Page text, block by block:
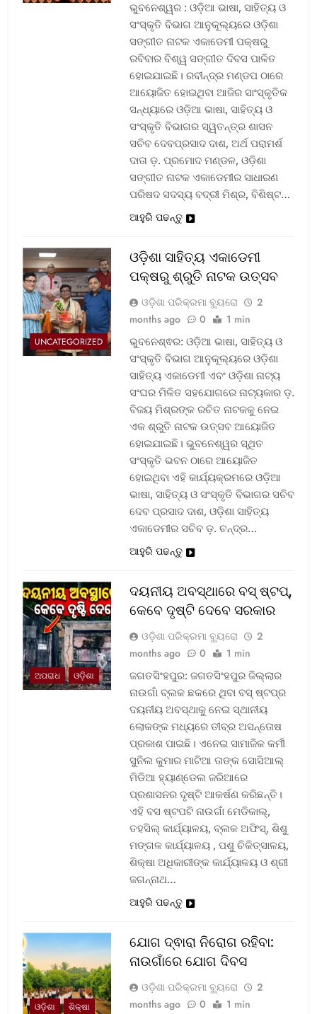
ଭୁବନେଶ୍ୱର : ଓଡ଼ିଆ ଭାଷା, ସାହିତ୍ୟ ଓ
ସଂସ୍କୃତି ବିଭାଗ ଆନୁକୂଲ୍ୟରେ ଓଡ଼ିଶା
ସଙ୍ଗୀତ ନାଟକ ଏକାଡେମୀ ପକ୍ଷରୁ
ରବିବାର ବିଶ୍ୱ ସଙ୍ଗୀତ ଦିବସ ପାଳିତ
ହୋଇଯାଇଛି। ରବୀନ୍ଦ୍ର ମଣ୍ଡପ ଠାରେ
ଆୟୋଜିତ ହୋଇଥିବା ଆଜିର ସାଂସ୍କୃତିକ
ସନ୍ଧ୍ୟାରେ ଓଡ଼ିଆ ଭାଷା, ସାହିତ୍ୟ ଓ
ସଂସ୍କୃତି ବିଭାଗର ସ୍ୱତନ୍ତ୍ର ଶାସନ
ସଚିବ ଦେବପ୍ରସାଦ ଦାଶ, ଅର୍ଥ ପରାମର୍ଶ
ଦାତା ଡ଼. ପ୍ରମୋଦ ମଣ୍ଡଳ, ଓଡ଼ିଶା
ସଙ୍ଗୀତ ନାଟକ ଏକାଡେମୀର ସାଧାରଣ
ପରିଷଦ ସଦସ୍ୟ ବଦ୍ରୀ ମିଶ୍ର, ବିଶିଷ୍ଟ…
ଆହୁରି ପଢନ୍ତୁ
UNCATEGORIZED
ଓଡ଼ିଶା ସାହିତ୍ୟ ଏକାଡେମୀ
ପକ୍ଷରୁ ଶ୍ରୁତି ନାଟକ ଉତ୍ସବ
ଓଡ଼ିଶା ପରିକ୍ରମା ବ୍ୟୁରୋ
2
months ago
0 1 min
ଭୁବନେଶ୍ଵର: ଓଡ଼ିଆ ଭାଷା, ସାହିତ୍ୟ ଓ
ସଂସ୍କୃତି ବିଭାଗ ଆନୁକୂଲ୍ୟରେ ଓଡ଼ିଶା
ସାହିତ୍ୟ ଏକାଡେମୀ ଏବଂ ଓଡ଼ିଶା ନାଟ୍ୟ
ସଂଘର ମିଳିତ ସହଯୋଗରେ ନାଟ୍ୟକାର ଡ଼.
ବିଜୟ ମିଶ୍ରଙ୍କ ରଚିତ ନାଟକକୁ ନେଇ
ଏକ ଶ୍ରୁତି ନାଟକ ଉତ୍ସବ ଆୟୋଜିତ
ହୋଇଯାଇଛି। ଭୁବନେଶ୍ୱର ସ୍ଥିତ
ସଂସ୍କୃତି ଭବନ ଠାରେ ଆୟୋଜିତ
ହୋଇଥିବା ଏହି କାର୍ଯ୍ୟକ୍ରମରେ ଓଡ଼ିଆ
ଭାଷା, ସାହିତ୍ୟ ଓ ସଂସ୍କୃତି ବିଭାଗର ସଚିବ
ଦେବ ପ୍ରସାଦ ଦାଶ, ଓଡ଼ିଶା ସାହିତ୍ୟ
ଏକାଡେମୀର ସଚିବ ଡ଼. ଚନ୍ଦ୍ର…
ଆହୁରି ପଢନ୍ତୁ
ଅପରାଧ ଓଡ଼ିଶା
ଦୟନୀୟ ଅବସ୍ଥାରେ ବସ୍‌ ଷ୍ଟପ୍‌,
କେବେ ଦୃଷ୍ଟି ଦେବେ ସରକାର
ଓଡ଼ିଶା ପରିକ୍ରମା ବ୍ୟୁରୋ
2
months ago
0 1 min
ଜଗତସିଂହପୁର: ଜଗତସିଂହପୁର ଜିଲ୍ଲାର
ନାଉଗାଁ ବ୍ଲକ ଛକରେ ଥିବା ବସ୍‌ ଷ୍ଟପ୍‌ର
ଦୟନୀୟ ଅବସ୍ଥାକୁ ନେଇ ସ୍ଥାନୀୟ
ଲୋକଙ୍କ ମଧ୍ୟରେ ତୀବ୍ର ଅସନ୍ତୋଷ
ପ୍ରକାଶ ପାଇଛି। ଏନେଇ ସାମାଜିକ କର୍ମୀ
ସୁନିଲ କୁମାର ମାଟିଆ ତାଙ୍କ ସୋସିଆଲ୍‌
ମିଡିଆ ହ୍ୟାଣ୍ଡେଲ ଜରିଆରେ
ପ୍ରଶାସନର ଦୃଷ୍ଟି ଆକର୍ଷଣ କରିଛନ୍ତି।
ଏହି ବସ ଷ୍ଟପଟି ନାଉଗାଁ ମେଡିକାଲ୍‌,
ତହସିଲ୍‌ କାର୍ଯ୍ୟାଳୟ, ବ୍ଲକ ଅଫିସ୍‌, ଶିଶୁ
ମଙ୍ଗଳ କାର୍ଯ୍ୟାଳୟ , ପଶୁ ଚିକିତ୍ସାଳୟ,
ଶିକ୍ଷା ଅଧିକାରୀଙ୍କ କାର୍ଯ୍ୟାଳୟ ଓ ଶ୍ରୀ
ଜଗନ୍ନାଥ…
ଆହୁରି ପଢନ୍ତୁ
ଓଡ଼ିଶା
ଶିକ୍ଷା
ଯୋଗ ଦ୍ଵାରା ନିରୋଗ ରହିବା:
ନାଉଗାଁରେ ଯୋଗ ଦିବସ
ଓଡ଼ିଶା ପରିକ୍ରମା ବ୍ୟୁରୋ
2
months ago
0 1 min